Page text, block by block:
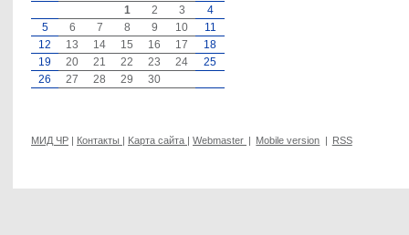
1
2 3
4
5
6 7 8 9 10
11
12
13 14 15 16 17
18
19
20 21 22 23 24
25
26
27 28 29 30
МИД ЧР Контакты Kарта сайта Webmaster Mobile version RSS